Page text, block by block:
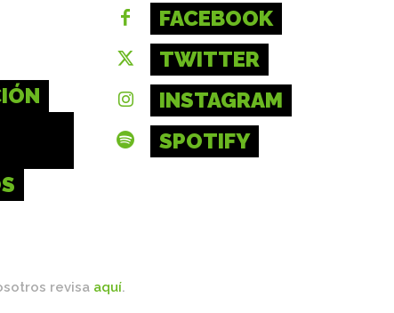
FACEBOOK
TWITTER
INSTAGRAM
SPOTIFY
revisa aquí.